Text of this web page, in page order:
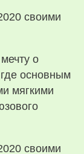
о
основным
мягкими